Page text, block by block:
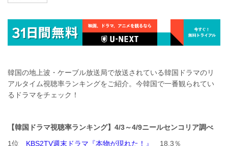
韓国の地上波・ケーブル放送局で放送されている韓国ドラマのリ
アルタイム視聴率ランキングをご紹介。今韓国で一番観られてい
るドラマをチェック！
【韓国ドラマ視聴率ランキング】4/3～4/9ニールセンコリア調べ
1位 KBS2TV週末ドラマ『本物が現れた！』
18.3％